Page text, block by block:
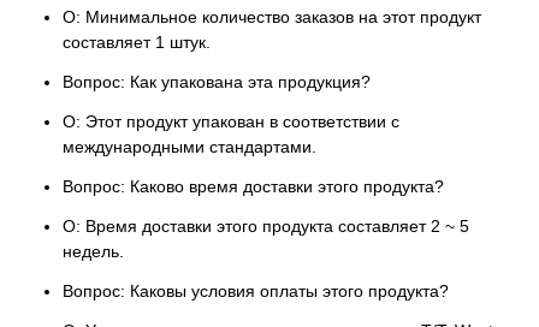
О: Минимальное количество заказов на этот продукт
составляет 1 штук.
Вопрос: Как упакована эта продукция?
О: Этот продукт упакован в соответствии с
международными стандартами.
Вопрос: Каково время доставки этого продукта?
О: Время доставки этого продукта составляет 2 ~ 5
недель.
Вопрос: Каковы условия оплаты этого продукта?